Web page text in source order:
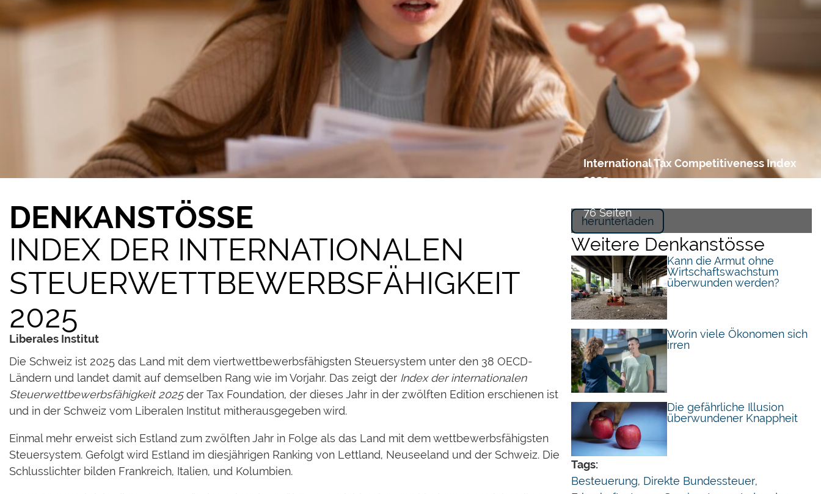
DENKANSTÖSSE
INDEX DER INTERNATIONALEN
STEUERWETTBEWERBSFÄHIGKEIT
2025
Liberales Institut
Die Schweiz ist 2025 das Land mit dem viertwettbewerbsfähigsten Steuersystem unter den 38 OECD-
Ländern und landet damit auf demselben Rang wie im Vorjahr. Das zeigt der Index der internationalen
Steuerwettbewerbsfähigkeit 2025der Tax Foundation, der dieses Jahr in der zwölften Edition erschienen ist
und in der Schweiz vom Liberalen Institut mitherausgegeben wird.
Einmal mehr erweist sich Estland zum zwölften Jahr in Folge als das Land mit dem wettbewerbsfähigsten
Steuersystem. Gefolgt wird Estland im diesjährigen Ranking von Lettland, Neuseeland und der Schweiz. Die
Schlusslichter bilden Frankreich, Italien, und Kolumbien.
International Tax Competitiveness Index
2025
76 Seiten
herunterladen
Weitere Denkanstösse
Kann die Armut ohne
Wirtschaftswachstum
überwunden werden?
Worin viele Ökonomen sich
irren
Die gefährliche Illusion
überwundener Knappheit
Tags:
Besteuerung, Direkte Bundessteuer,